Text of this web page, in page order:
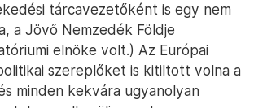
tárcavezetőként is egy nem
a Jövő Nemzedék Földje
elnöke volt.) Az Európai
szereplőket is kitiltott volna a
minden kekvára ugyanolyan